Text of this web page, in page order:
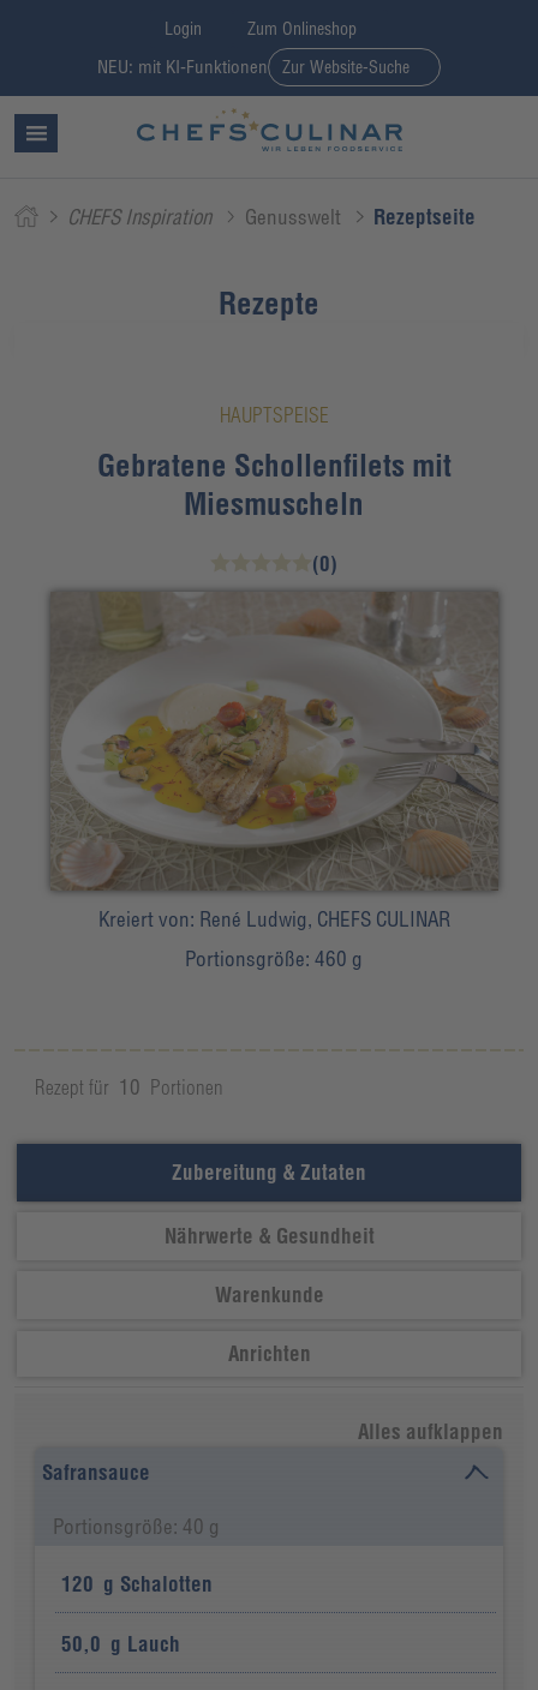
Login Zum Onlineshop
NEU: mit KI-Funktionen Zur Website-Suche
CHEFS Inspiration Genusswelt Rezeptseite
Rezepte
HAUPTSPEISE
Gebratene Schollenfilets mit
Miesmuscheln
(0)
Kreiert von: René Ludwig, CHEFS CULINAR
Portionsgröße:460 g
Rezept für 10 Portionen
Zubereitung & Zutaten
Nährwerte & Gesundheit
Warenkunde
Anrichten
Alles aufklappen
Safransauce
Portionsgröße: 40 g
120 g Schalotten
50,0 g Lauch